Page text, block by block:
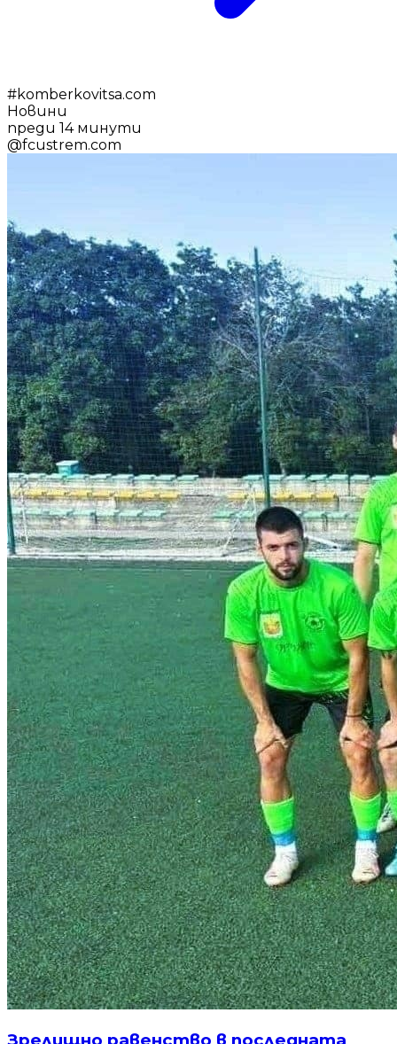
#komberkovitsa.com
Новини
преди 14 минути
@fcustrem.com